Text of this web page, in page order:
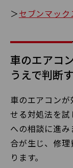
＞セブンマック
車のエアコ
うえで判断
車のエアコン
せる対処法を
への相談に進
合が生じ、修
ります。